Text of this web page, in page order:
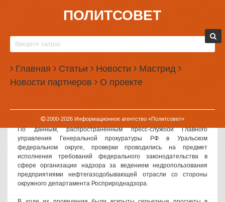
ПОЛИТСОВЕТ
Главная Статьи Новости Мастрид
Новости партнеров О проекте
2000-2026Информационное агентство «Политсовет»
26.06.2007, 11:39
ГЕНЕРАЛЬНАЯ ПРОКУРАТУРА НАКАЗАЛА
УРАЛЬСКИЙ РОСПРИРОДНАДЗОР
Генеральный прокурор РФ Юрий Золотов выразил
неудовлетворение работой Свердловского окружного
департамента Росприроднадзора и внес представление на имя
министра природных ресурсов России Юрия Трутнева по итогам
проведенных прокуратурой проверок.
По данным, распространенным пресс-службой Главного
управления Генеральной прокуратуры РФ в Уральском
федеральном округе, проверки проводились на предмет
исполнения требований федерального законодательства в
сфере организации надзора за ведением недропользования
предприятиями нефтегазодобывающей отрасли со стороны
окружного департамента Росприроднадзора.